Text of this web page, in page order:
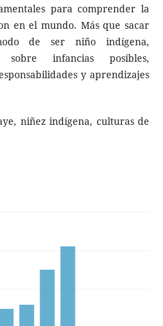
para comprender la
en el mundo. Más que sacar
de ser niño indígena,
sobre infancias posibles,
y aprendizajes
niñez indígena, culturas de